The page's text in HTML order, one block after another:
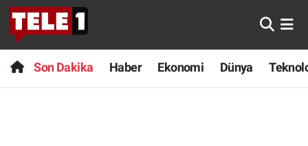
Son Dakika Haber Ekonomi Dünya
Anında Manşet
Başka Sohbetler
Son Dakika
Haber
Nöbetçi Eczaneler
Hava Durumu